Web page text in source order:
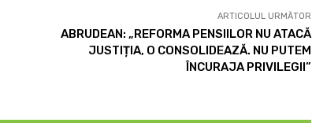
ARTICOLUL URMĂTOR
ABRUDEAN: „REFORMA PENSIILOR NU ATACĂ
JUSTIȚIA, O CONSOLIDEAZĂ. NU PUTEM
ÎNCURAJA PRIVILEGII”